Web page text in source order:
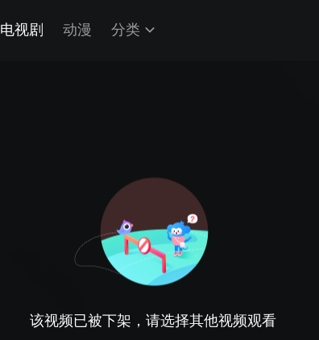
电视剧 动漫 分类
该视频已被下架，请选择其他视频观看